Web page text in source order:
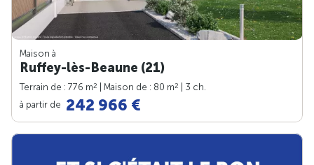
Maison à
Ruffey-lès-Beaune (21)
Terrain de : 776 m2 | Maison de : 80 m2
| 3 ch.
à partir de 242 966 €